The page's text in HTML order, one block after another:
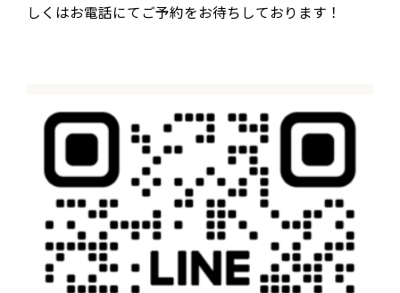
しくはお電話にてご予約をお待ちしております！